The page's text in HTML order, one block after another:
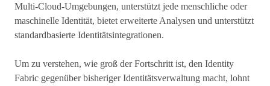
Multi-Cloud-Umgebungen, unterstützt jede menschliche oder
maschinelle Identität, bietet erweiterte Analysen und unterstützt
standardbasierte Identitätsintegrationen.
Um zu verstehen, wie groß der Fortschritt ist, den Identity
Fabric gegenüber bisheriger Identitätsverwaltung macht, lohnt